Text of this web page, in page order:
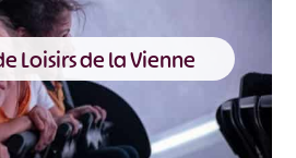
Loisirs de la Vienne